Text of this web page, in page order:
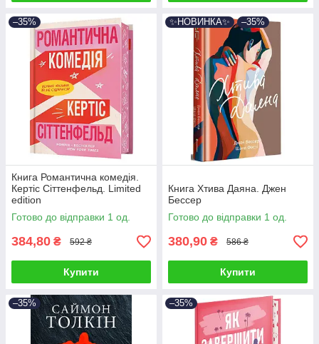
–35%
Книга Романтична комедія.
Кертіс Сіттенфельд. Limited
edition
Готово до відправки 1 од.
384,80 ₴ 592 ₴
Купити
✨НОВИНКА✨ –35%
Книга Хтива Даяна. Джен
Бессер
Готово до відправки 1 од.
380,90 ₴ 586 ₴
Купити
–35% –35%